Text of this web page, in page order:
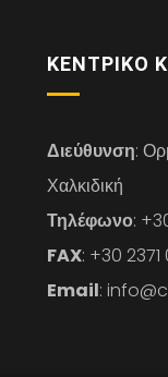
ΚΕΝΤΡΙΚΌ
Διεύθυνση:
Χαλκιδική
Τηλέφωνο:
FAX: +30 2371
Email: